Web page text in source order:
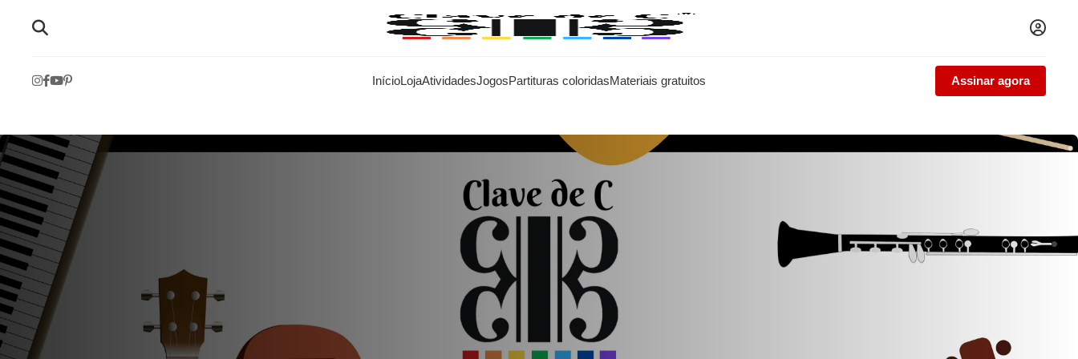
InícioLojaAtividadesJogosPartituras coloridasMateriais gratuitos Assinar agora